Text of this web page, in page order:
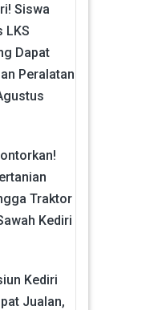
Siswa
LKS
Dapat
Peralatan
Traktor
Kediri
Kediri
Jualan,